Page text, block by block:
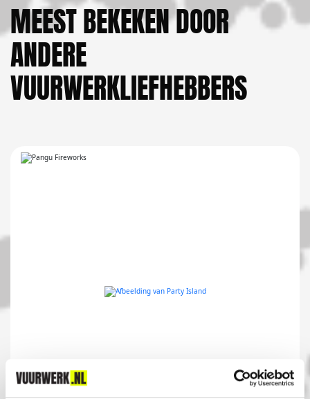
MEEST BEKEKEN DOOR
ANDERE
VUURWERKLIEFHEBBERS